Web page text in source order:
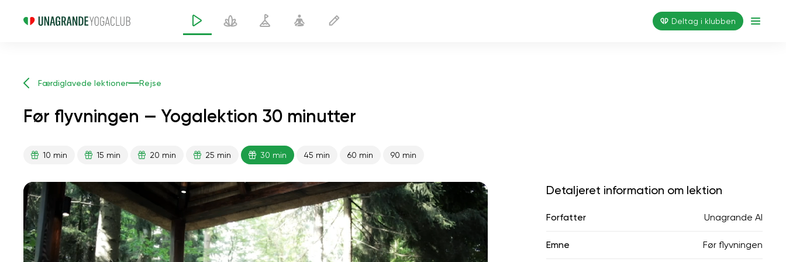
Deltag i klubben
Færdiglavede lektioner Rejse
Før flyvningen — Yogalektion 30 minutter
10 min 15 min 20 min 25 min 30 min 45 min 60 min 90 min
sjælens flugt 01:44
indre fred
Detaljeret information om lektion
Forfatter Unagrande AI
Emne Før flyvningen